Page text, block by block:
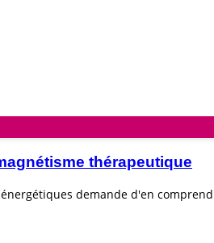
thérapeutique
demande d'en